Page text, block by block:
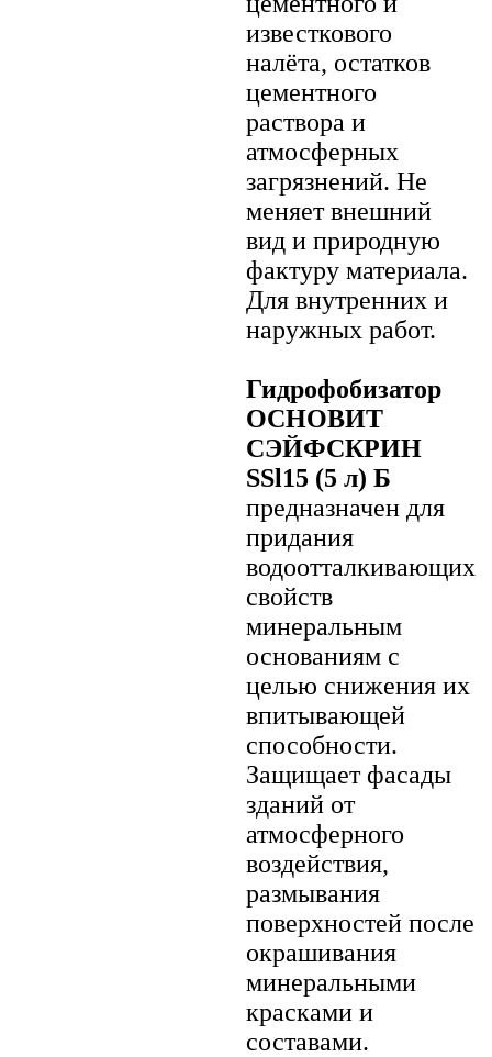
известкового
налёта, остатков
цементного
раствора и
атмосферных
загрязнений. Не
меняет внешний
вид и природную
фактуру материала.
Для внутренних и
наружных работ.
Гидрофобизатор
ОСНОВИТ
СЭЙФСКРИН
SSl15 (5 л) Б
предназначен для
придания
водоотталкивающих
свойств
минеральным
основаниям с
целью снижения их
впитывающей
способности.
Защищает фасады
зданий от
атмосферного
воздействия,
размывания
поверхностей после
окрашивания
минеральными
красками и
составами.